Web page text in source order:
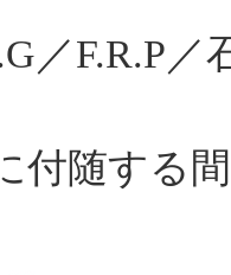
／F.R.P
付随す